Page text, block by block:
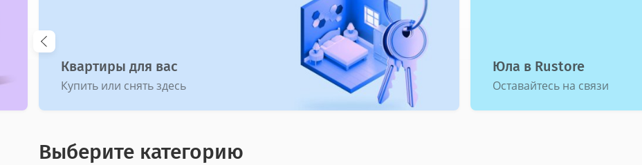
Юла в Rustore
Оставайтесь на связи
Гид по безопасности
Как не попасться
Выберите категорию